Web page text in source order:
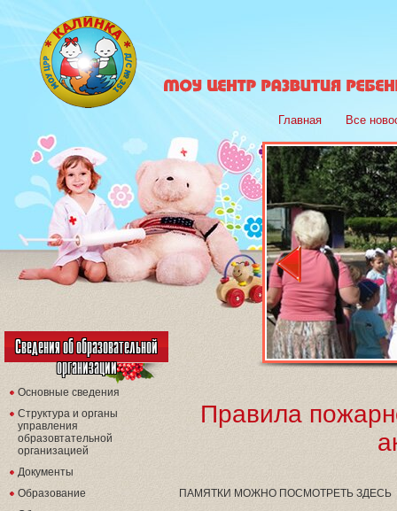
Главная Все
Сведения об образовательной
организации
Основные сведения
Структура и органы
управления
образовтательной
организацией
Документы
Образование
Правила
ПАМЯТКИ МОЖНО ПОСМОТРЕТЬ ЗДЕСЬ